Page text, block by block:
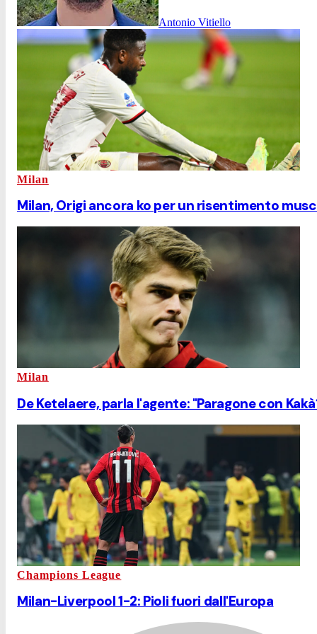
Antonio Vitiello
Milan
Milan, Origi ancora ko per un risentimento
Milan
De Ketelaere, parla l'agente: "Paragone con
Champions League
Milan-Liverpool 1-2: Pioli fuori dall'Europa